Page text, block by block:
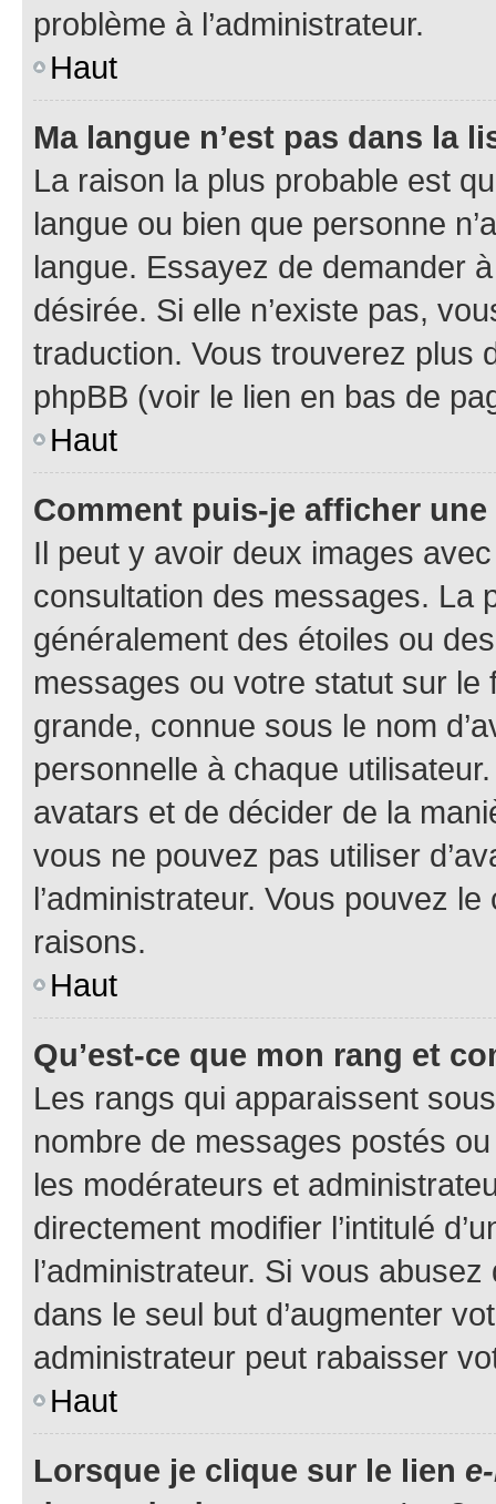
problème à l’administrateur.
Haut
Ma langue n’est pas dans la
La raison la plus probable est
langue ou bien que personne
langue. Essayez de demander
désirée. Si elle n’existe pas,
traduction. Vous trouverez plus
phpBB (voir le lien en bas de
Haut
Comment puis-je afficher
Il peut y avoir deux images
consultation des messages. La
généralement des étoiles ou
messages ou votre statut sur
grande, connue sous le nom
personnelle à chaque utilisateur.
avatars et de décider de la
vous ne pouvez pas utiliser
l’administrateur. Vous pouvez
raisons.
Haut
Qu’est-ce que mon rang et
Les rangs qui apparaissent
nombre de messages postés
les modérateurs et
directement modifier l’intitulé
l’administrateur. Si vous
dans le seul but d’augmenter
administrateur peut rabaisser
Haut
Lorsque je clique sur le lien